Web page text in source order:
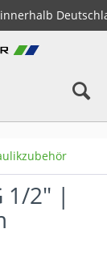
1/2" |